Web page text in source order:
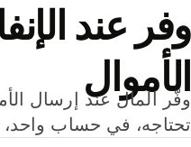
وفر عند
الأموال
تحتاجه، في حساب واحد،